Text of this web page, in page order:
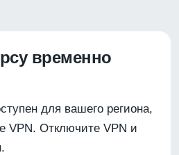
временно
для вашего региона,
VPN. Отключите VPN и